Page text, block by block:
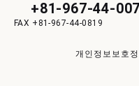
+81-967-44-
+81-967-44-0819
개인정보보호